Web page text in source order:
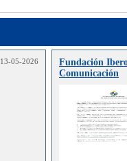
13-05-2026
Fundación
Comunicación